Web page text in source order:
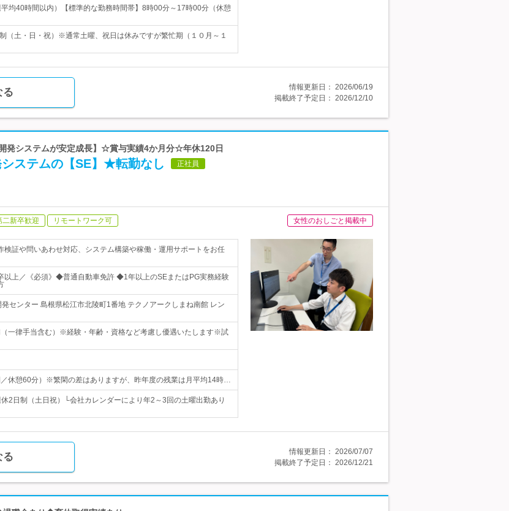
均40時間以内）【標準的な勤務時間帯】8時00分～17時00分（休憩
（土・日・祝）※通常土曜、祝日は休みですが繁忙期（１０月～１
る 情報更新日： 2026/06/19
掲載終了予定日： 2026/12/10
発システムが安定成長】☆賞与実績4か月分☆年休120日
ステムの【SE】★転勤なし 正社員
二新卒歓迎 リモートワーク可 女性のおしごと掲載中
検証や問いあわせ対応、システム構築や稼働・運用サポートをお任
以上／《必須》◆普通自動車免許 ◆1年以上のSEまたはPG実務経験
センター 島根県松江市北陵町1番地 テクノアークしまね南館 レン
一律手当含む）※経験・年齢・資格など考慮し優遇いたします※試
休憩60分）※繁閑の差はありますが、昨年度の残業は月平均14時…
2日制（土日祝）└会社カレンダーにより年2～3回の土曜出勤あり
る 情報更新日： 2026/07/07
掲載終了予定日： 2026/12/21